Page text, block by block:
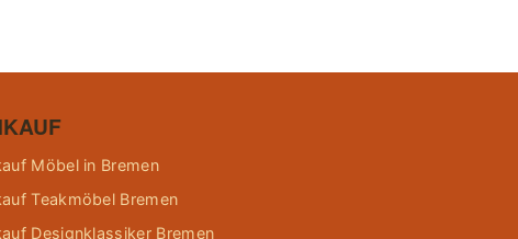
Möbel in Bremen
Teakmöbel Bremen
Designklassiker Bremen